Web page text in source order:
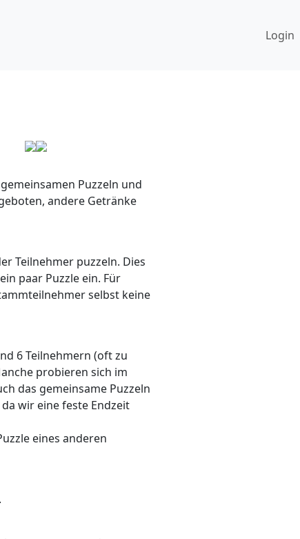
Login
Puzzeln und
andere Getränke
Teilnehmer puzzeln. Dies
paar Puzzle ein. Für
selbst keine
6 Teilnehmern (oft zu
probieren sich im
das gemeinsame Puzzeln
wir eine feste Endzeit
eines anderen